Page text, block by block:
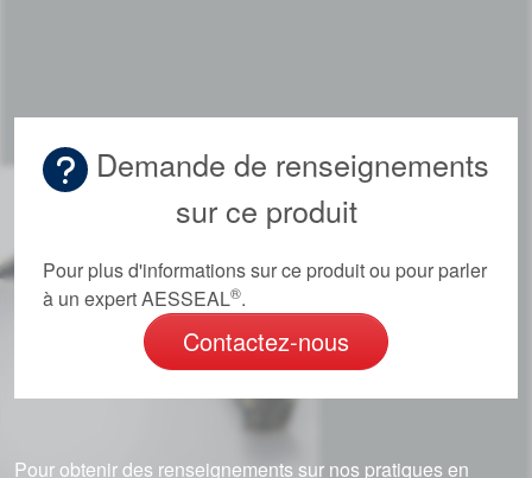
Demande de renseignements
sur ce produit
Pour plus d'informations sur ce produit ou pour parler
à un expert AESSEAL®.
Contactez-nous
Pour obtenir des renseignements sur nos pratiques en